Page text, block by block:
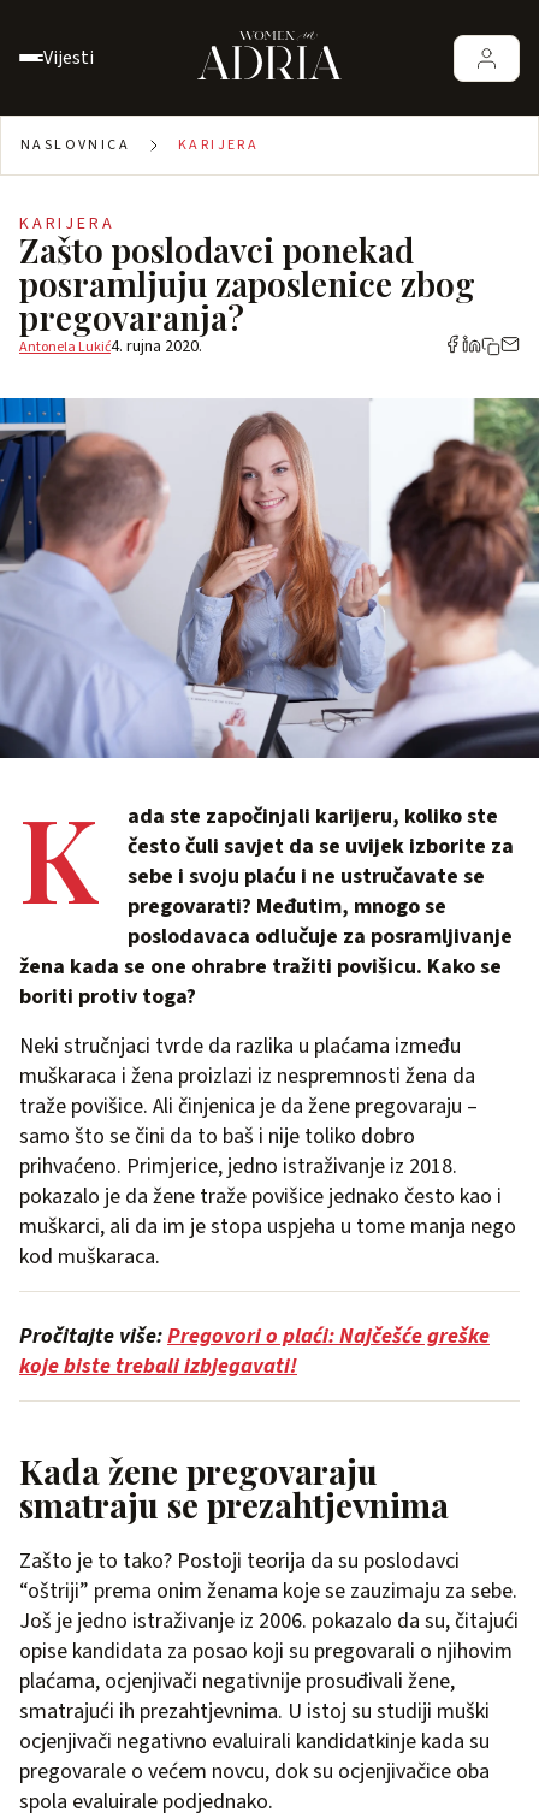
Vijesti
NASLOVNICA KARIJERA
KARIJERA
Zašto poslodavci ponekad
posramljuju zaposlenice zbog
pregovaranja?
Antonela Lukić4. rujna 2020.
K
ada ste započinjali karijeru, koliko ste
često čuli savjet da se uvijek izborite za
sebe i svoju plaću i ne ustručavate se
pregovarati? Međutim, mnogo se
poslodavaca odlučuje za posramljivanje
žena kada se one ohrabre tražiti povišicu. Kako se
boriti protiv toga?
Neki stručnjaci tvrde da razlika u plaćama između
muškaraca i žena proizlazi iz nespremnosti žena da
traže povišice. Ali činjenica je da žene pregovaraju –
samo što se čini da to baš i nije toliko dobro
prihvaćeno. Primjerice, jedno istraživanje iz 2018.
pokazalo je da žene traže povišice jednako često kao i
muškarci, ali da im je stopa uspjeha u tome manja nego
kod muškaraca.
Pročitajte više:Pregovori o plaći: Najčešće greške
koje biste trebali izbjegavati!
Kada žene pregovaraju
smatraju se prezahtjevnima
Zašto je to tako? Postoji teorija da su poslodavci
“oštriji” prema onim ženama koje se zauzimaju za sebe.
Još je jedno istraživanje iz 2006. pokazalo da su, čitajući
opise kandidata za posao koji su pregovarali o njihovim
plaćama, ocjenjivači negativnije prosuđivali žene,
smatrajući ih prezahtjevnima. U istoj su studiji muški
ocjenjivači negativno evaluirali kandidatkinje kada su
pregovarale o većem novcu, dok su ocjenjivačice oba
spola evaluirale podjednako.